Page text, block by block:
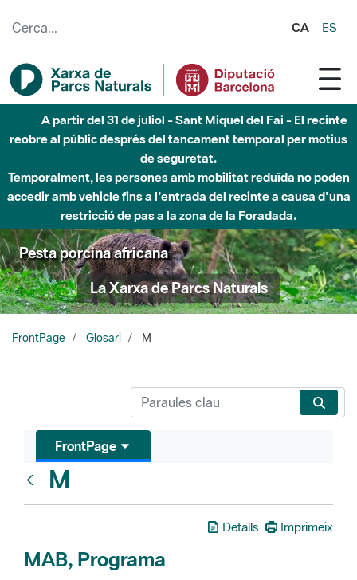
CA ES
A partir del 31 de juliol - Sant Miquel del Fai - El recinte
reobre al públic després del tancament temporal per motius
de seguretat.
Temporalment, les persones amb mobilitat reduïda no poden
accedir amb vehicle fins a l'entrada del recinte a causa d'una
restricció de pas a la zona de la Foradada.
Pesta porcina africana
La Xarxa de Parcs Naturals
FrontPage Glosari M
FrontPage
M
Detalls Imprimeix
MAB, Programa